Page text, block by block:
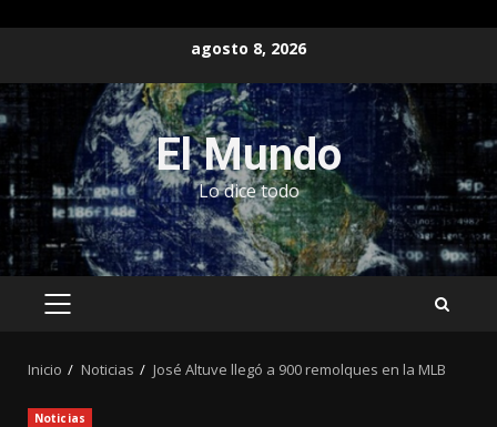
contenido
agosto 8, 2026
El Mundo
Lo dice todo
MENÚ
Inicio Noticias José Altuve llegó a 900 remolques en la MLB
Noticias